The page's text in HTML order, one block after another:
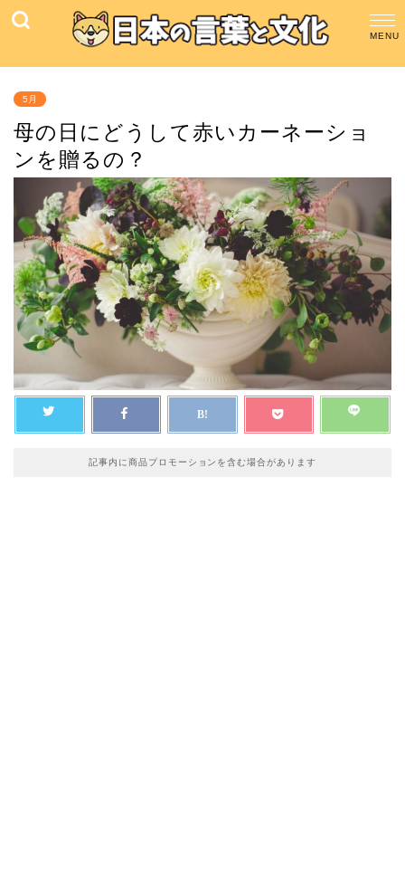
5月
母の日にどうして赤いカーネーショ
ンを贈るの？
記事内に商品プロモーションを含む場合があります